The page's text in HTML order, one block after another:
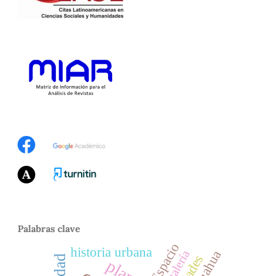
Palabras clave
historia urbanaEspacio
galería